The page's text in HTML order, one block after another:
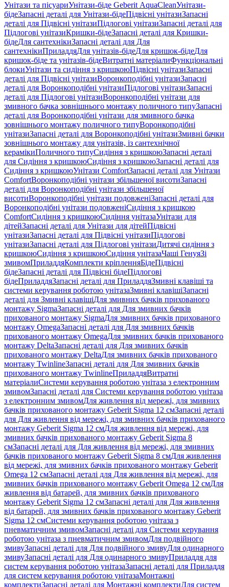
Унітази та пісуариУнітази-біде Geberit AquaCleanУнітази-
бідеЗапасні деталі для Унітази-бідеПідвісні унітазиЗапасні
деталі для Підвісні унітазиПідлогові унітазиЗапасні деталі для
Підлогові унітазиКришки-бідеЗапасні деталі для Кришки-
бідеДля сантехнікиЗапасні деталі для Для
сантехнікиПриладдяДля унітазів-бідеДля кришок-бідеДля
кришок-біде та унітазів-бідеВитратні матеріалиФункціональні
блокиУнітази та сидіння з кришкоюПідвісні унітазиЗапасні
деталі для Підвісні унітазиВоронкоподібні унітазиЗапасні
деталі для Воронкоподібні унітазиПідлогові унітазиЗапасні
деталі для Підлогові унітазиВоронкоподібні унітази для
змивного бачка зовнішнього монтажу поличного типуЗапасні
деталі для Воронкоподібні унітази для змивного бачка
зовнішнього монтажу поличного типуВоронкоподібні
унітазиЗапасні деталі для Воронкоподібні унітазиЗмивні бачки
зовнішнього монтажу для унітазів, із сантехнічної
керамікиПоличного типуСидіння з кришкоюЗапасні деталі
для Сидіння з кришкоюСидіння з кришкоюЗапасні деталі для
Сидіння з кришкоюУнітази ComfortЗапасні деталі для Унітази
ComfortВоронкоподібні унітази збільшеної висотиЗапасні
деталі для Воронкоподібні унітази збільшеної
висотиВоронкоподібні унітази подовженіЗапасні деталі для
Воронкоподібні унітази подовженіСидіння з кришкою
ComfortСидіння з кришкоюСидіння унітазаУнітази для
дітейЗапасні деталі для Унітази для дітейПідвісні
унітазиЗапасні деталі для Підвісні унітазиПідлогові
унітазиЗапасні деталі для Підлогові унітазиДитячі сидіння з
кришкоюСидіння з кришкоюСидіння унітазаЧаші ГенуяЗі
змивомПриладдяКомплекти кріпленняБідеПідвісні
бідеЗапасні деталі для Підвісні бідеПідлогові
бідеПриладдяЗапасні деталі для ПриладдяЗмивні клавіші та
системи керування роботою унітазаЗмивні клавішіЗапасні
деталі для Змивні клавішіДля змивних бачків прихованого
монтажу SigmaЗапасні деталі для Для змивних бачків
прихованого монтажу SigmaДля змивних бачків прихованого
монтажу OmegaЗапасні деталі для Для змивних бачків
прихованого монтажу OmegaДля змивних бачків прихованого
монтажу DeltaЗапасні деталі для Для змивних бачків
прихованого монтажу DeltaДля змивних бачків прихованого
монтажу TwinlineЗапасні деталі для Для змивних бачків
прихованого монтажу TwinlineПриладдяВитратні
матеріалиСистеми керування роботою унітаза з електронним
змивомЗапасні деталі для Системи керування роботою унітаза
з електронним змивомДля живлення від мережі, для змивних
бачків прихованого монтажу Geberit Sigma 12 смЗапасні деталі
для Для живлення від мережі, для змивних бачків прихованого
монтажу Geberit Sigma 12 смДля живлення від мережі, для
змивних бачків прихованого монтажу Geberit Sigma 8
смЗапасні деталі для Для живлення від мережі, для змивних
бачків прихованого монтажу Geberit Sigma 8 смДля живлення
від мережі, для змивних бачків прихованого монтажу Geberit
Omega 12 смЗапасні деталі для Для живлення від мережі, для
змивних бачків прихованого монтажу Geberit Omega 12 смДля
живлення від батарей, для змивних бачків прихованого
монтажу Geberit Sigma 12 смЗапасні деталі для Для живлення
від батарей, для змивних бачків прихованого монтажу Geberit
Sigma 12 смСистеми керування роботою унітаза з
пневматичним змивомЗапасні деталі для Системи керування
роботою унітаза з пневматичним змивомДля подвійного
змивуЗапасні деталі для Для подвійного змивуДля одинарного
змивуЗапасні деталі для Для одинарного змивуПриладдя для
систем керування роботою унітазаЗапасні деталі для Приладдя
для систем керування роботою унітазаМонтажні
комплектиЗапасні деталі для Монтажні комплектиДля систем